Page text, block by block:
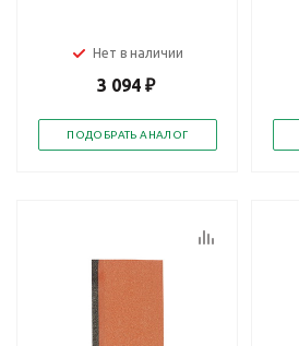
Нет в наличии
3 094₽
ПОДОБРАТЬ АНАЛОГ